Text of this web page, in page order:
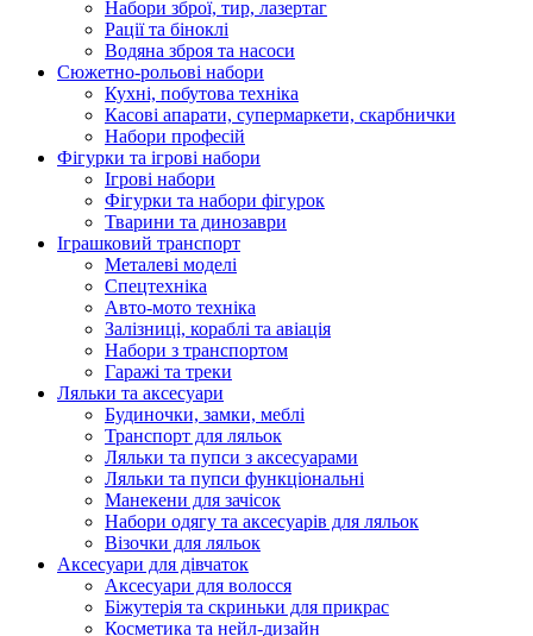
Набори зброї, тир, лазертаг
Рації та біноклі
Водяна зброя та насоси
Сюжетно-рольові набори
Кухні, побутова техніка
Касові апарати, супермаркети, скарбнички
Набори професій
Фігурки та ігрові набори
Ігрові набори
Фігурки та набори фігурок
Тварини та динозаври
Іграшковий транспорт
Металеві моделі
Спецтехніка
Авто-мото техніка
Залізниці, кораблі та авіація
Набори з транспортом
Гаражі та треки
Ляльки та аксесуари
Будиночки, замки, меблі
Транспорт для ляльок
Ляльки та пупси з аксесуарами
Ляльки та пупси функціональні
Манекени для зачісок
Набори одягу та аксесуарів для ляльок
Візочки для ляльок
Аксесуари для дівчаток
Аксесуари для волосся
Біжутерія та скриньки для прикрас
Косметика та нейл-дизайн